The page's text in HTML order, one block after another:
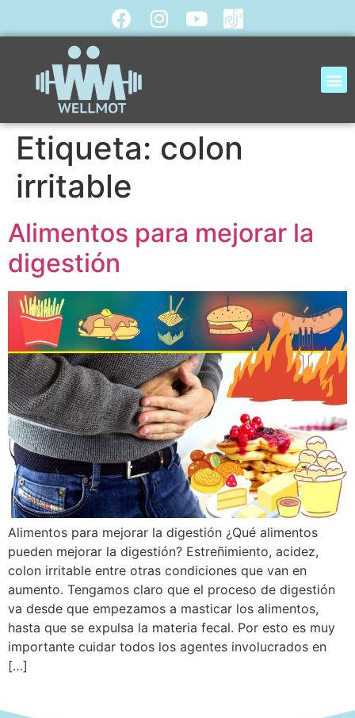
Etiqueta: colon
irritable
Alimentos para mejorar la
digestión
Alimentos para mejorar la digestión ¿Qué alimentos
pueden mejorar la digestión? Estreñimiento, acidez,
colon irritable entre otras condiciones que van en
aumento. Tengamos claro que el proceso de digestión
va desde que empezamos a masticar los alimentos,
hasta que se expulsa la materia fecal. Por esto es muy
importante cuidar todos los agentes involucrados en
[…]